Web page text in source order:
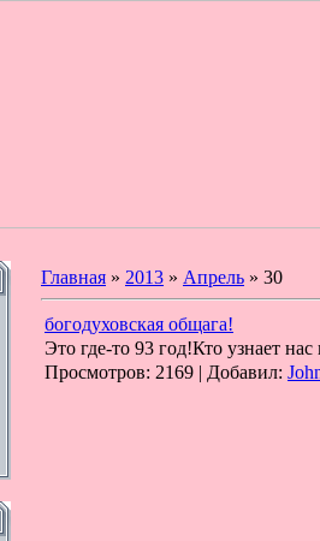
Главная » 2013 » Апрель » 30
богодуховская общага!
Это где-то 93 год!Кто узнает
Просмотров: 2169 | Добавил: